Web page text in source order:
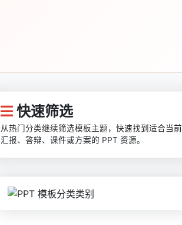
快速筛选
从热门分类继续筛选模板主题，快速找到适合当前
汇报、答辩、课件或方案的 PPT 资源。